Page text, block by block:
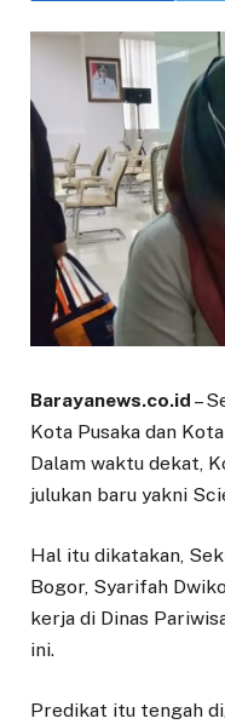
Barayanews.co.id –
Kota Pusaka dan
Dalam waktu dekat,
julukan baru yakni
Hal itu dikatakan,
Bogor, Syarifah
kerja di Dinas
ini.
Predikat itu tengah